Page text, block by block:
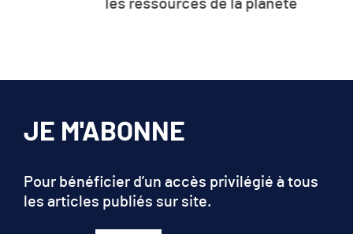
les ressources de la planète
JE M'ABONNE
Pour bénéficier d’un accès privilégié à tous
les articles publiés sur site.